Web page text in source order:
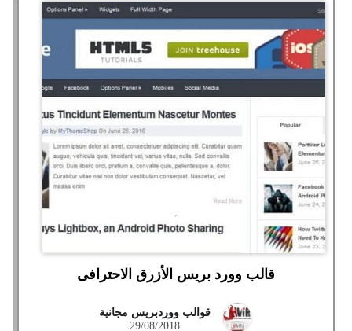
قالب وورد بريس الأزرق الاحترافى
قوالب ووردبريس مجانية
29/08/2018